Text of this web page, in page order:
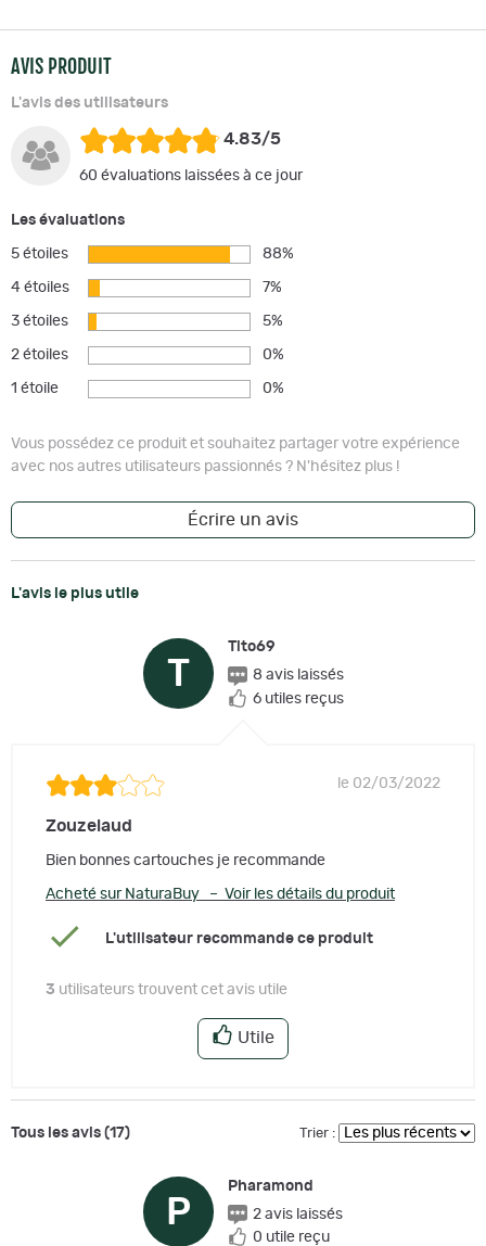
AVIS PRODUIT
L'avis des utilisateurs
4.83/5
60 évaluations laissées à ce jour
Les évaluations
5 étoiles 88%
4 étoiles 7%
3 étoiles 5%
2 étoiles 0%
1 étoile 0%
Vous possédez ce produit et souhaitez partager votre expérience
avec nos autres utilisateurs passionnés ? N'hésitez plus !
Écrire un avis
L'avis le plus utile
T
Tito69
8 avis laissés
6 utiles reçus
le 02/03/2022
Zouzelaud
Bien bonnes cartouches je recommande
Acheté sur NaturaBuy – Voir les détails du produit
L'utilisateur recommande ce produit
3 utilisateurs trouvent cet avis utile
Utile
Tous les avis (17) Trier :
P
Pharamond
2 avis laissés
0 utile reçu